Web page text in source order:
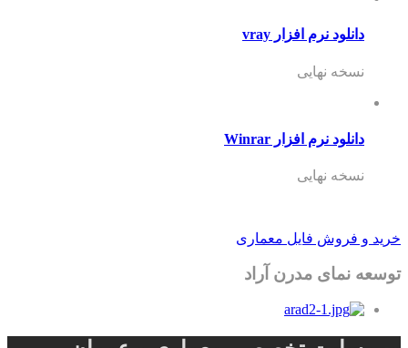
دانلود نرم افزار vray
نسخه نهایی
دانلود نرم افزار Winrar
نسخه نهایی
خرید و فروش فایل معماری
توسعه نمای مدرن آراد